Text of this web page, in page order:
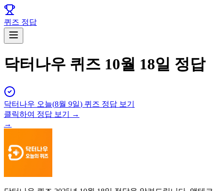
퀴즈 정답
닥터나우 퀴즈 10월 18일 정답
닥터나우 오늘(8월 9일) 퀴즈 정답 보기
클릭하여 정답 보기 →
→